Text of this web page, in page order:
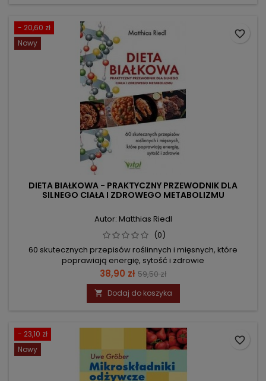
- 20,60 zł
Nowy
DIETA BIAŁKOWA - PRAKTYCZNY PRZEWODNIK DLA
SILNEGO CIAŁA I ZDROWEGO METABOLIZMU
Autor: Matthias Riedl
(0)
60 skutecznych przepisów roślinnych i mięsnych, które
poprawiają energię, sytość i zdrowie
Cena
38,90 zł Cena
podstawowa
59,50 zł
 Dodaj do koszyka
favorite_border
- 23,10 zł
Nowy
favorite_border